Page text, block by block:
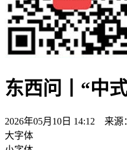
东西问丨“中
2026年05月10日 14:12 来源
大字体